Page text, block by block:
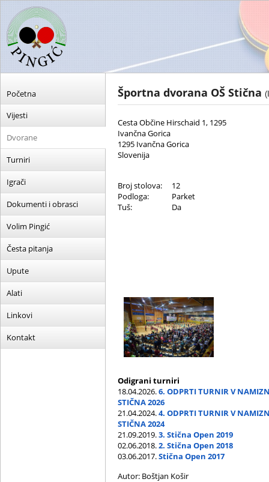
Početna
Vijesti
Dvorane
Turniri
Igrači
Dokumenti i obrasci
Volim Pingić
Česta pitanja
Upute
Alati
Linkovi
Kontakt
Športna dvorana OŠ Stična
Cesta Občine Hirschaid 1, 1295
Ivančna Gorica
1295 Ivančna Gorica
Slovenija
Broj stolova:
12
Podloga:
Parket
Tuš:
Da
Odigrani turniri
18.04.2026.6. ODPRTI TURNIR V
STIČNA 2026
21.04.2024.4. ODPRTI TURNIR V
STIČNA 2024
21.09.2019.3. Stična Open 2019
02.06.2018.2. Stična Open 2018
03.06.2017.Stična Open 2017
Autor: Boštjan Košir